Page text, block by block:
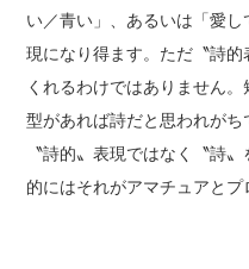
い／青い」、あるいは「愛
現になり得ます。ただ〝詩
くれるわけではありません
型があれば詩だと思われが
〝詩的〟表現ではなく〝詩
的にはそれがアマチュアとプ